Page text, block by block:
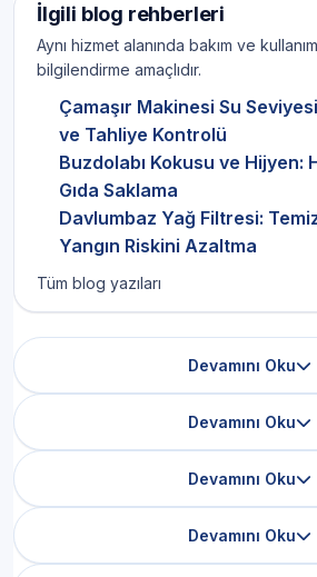
İlgili blog rehberleri
Aynı hizmet alanında bakım ve
bilgilendirme amaçlıdır.
Çamaşır Makinesi Su
ve Tahliye Kontrolü
Buzdolabı Kokusu ve Hijyen:
Gıda Saklama
Davlumbaz Yağ Filtresi:
Yangın Riskini Azaltma
Tüm blog yazıları
Devamını Oku
Devamını Oku
Devamını Oku
Devamını Oku